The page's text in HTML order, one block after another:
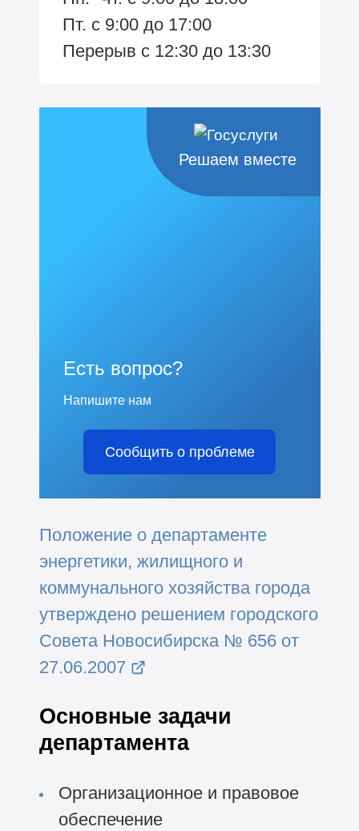
Пт. с 9:00 до 17:00
Перерыв с 12:30 до 13:30
Решаем вместе
Есть вопрос?
Напишите нам
Сообщить о проблеме
Положение о департаменте
энергетики, жилищного и
коммунального хозяйства города
утверждено решением городского
Совета Новосибирска № 656 от
27.06.2007
Основные задачи
департамента
Организационное и правовое
обеспечение